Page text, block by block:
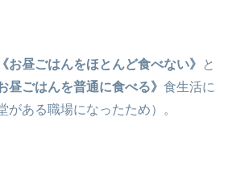
《お昼ごはんをほとんど食べない》
と
昼ごはんを普通に食べる》 食生活に
がある職場になったため）。